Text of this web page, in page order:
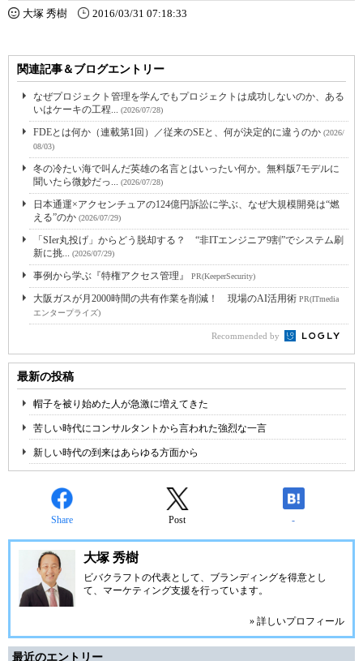
大塚 秀樹 2016/03/31 07:18:33
関連記事＆ブログエントリー
なぜプロジェクト管理を学んでもプロジェクトは成功しないのか、ある
いはケーキの工程... (2026/07/28)
FDEとは何か（連載第1回）／従来のSEと、何が決定的に違うのか (2026/
08/03)
冬の冷たい海で叫んだ英雄の名言とはいったい何か。無料版7モデルに
聞いたら微妙だっ... (2026/07/28)
日本通運×アクセンチュアの124億円訴訟に学ぶ、なぜ大規模開発は“燃
える”のか (2026/07/29)
「SIer丸投げ」からどう脱却する？ “非ITエンジニア9割”でシステム刷
新に挑... (2026/07/29)
事例から学ぶ『特権アクセス管理』 PR(KeeperSecurity)
大阪ガスが月2000時間の共有作業を削減！ 現場のAI活用術 PR(ITmedia
エンタープライズ)
Recommended by
最新の投稿
帽子を被り始めた人が急激に増えてきた
苦しい時代にコンサルタントから言われた強烈な一言
新しい時代の到来はあらゆる方面から
Share Post -
大塚 秀樹
ビバクラフト の代表として、ブランディングを得意とし
て、マーケティング支援を行っています。
» 詳しいプロフィール
最近のエントリー